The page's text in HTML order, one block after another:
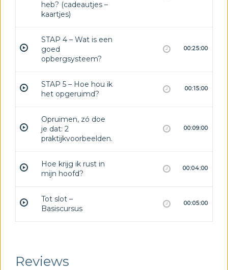
heb? (cadeautjes –
kaartjes)
STAP 4 – Wat is een
goed
opbergsysteem?
00:25:00
STAP 5 – Hoe hou ik
het opgeruimd?
00:15:00
Opruimen, zó doe
je dat: 2
praktijkvoorbeelden.
00:09:00
Hoe krijg ik rust in
mijn hoofd?
00:04:00
Tot slot –
Basiscursus
00:05:00
Reviews